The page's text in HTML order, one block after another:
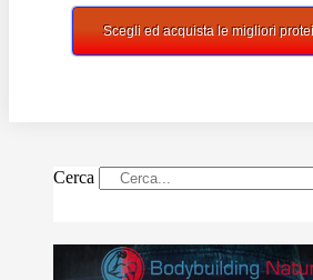
Scegli ed acquista le migliori
Cerca